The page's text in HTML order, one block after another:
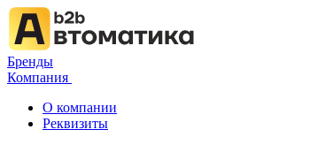
Бренды
Компания
О компании
Реквизиты